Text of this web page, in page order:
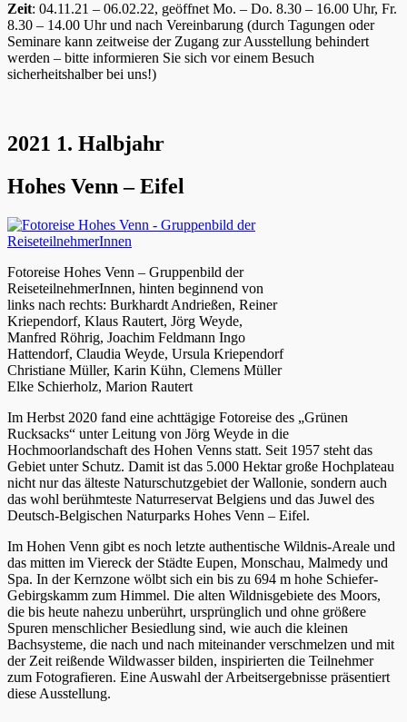
Zeit: 04.11.21 – 06.02.22, geöffnet Mo. – Do. 8.30 – 16.00 Uhr, Fr.
8.30 – 14.00 Uhr und nach Vereinbarung (durch Tagungen oder
Seminare kann zeitweise der Zugang zur Ausstellung behindert
werden – bitte informieren Sie sich vor einem Besuch
sicherheitshalber bei uns!)
2021 1. Halbjahr
Hohes Venn – Eifel
Fotoreise Hohes Venn – Gruppenbild der
ReiseteilnehmerInnen, hinten beginnend von
links nach rechts: Burkhardt Andrießen, Reiner
Kriependorf, Klaus Rautert, Jörg Weyde,
Manfred Röhrig, Joachim Feldmann Ingo
Hattendorf, Claudia Weyde, Ursula Kriependorf
Christiane Müller, Karin Kühn, Clemens Müller
Elke Schierholz, Marion Rautert
Im Herbst 2020 fand eine achttägige Fotoreise des „Grünen
Rucksacks“ unter Leitung von Jörg Weyde in die
Hochmoorlandschaft des Hohen Venns statt. Seit 1957 steht das
Gebiet unter Schutz. Damit ist das 5.000 Hektar große Hochplateau
nicht nur das älteste Naturschutzgebiet der Wallonie, sondern auch
das wohl berühmteste Naturreservat Belgiens und das Juwel des
Deutsch-Belgischen Naturparks Hohes Venn – Eifel.
Im Hohen Venn gibt es noch letzte authentische Wildnis-Areale und
das mitten im Viereck der Städte Eupen, Monschau, Malmedy und
Spa. In der Kernzone wölbt sich ein bis zu 694 m hohe Schiefer-
Gebirgskamm zum Himmel. Die alten Wildnisgebiete des Moors,
die bis heute nahezu unberührt, ursprünglich und ohne größere
Spuren menschlicher Besiedlung sind, wie auch die kleinen
Bachsysteme, die nach und nach miteinander verschmelzen und mit
der Zeit reißende Wildwasser bilden, inspirierten die Teilnehmer
zum Fotografieren. Eine Auswahl der Arbeitsergebnisse präsentiert
diese Ausstellung.